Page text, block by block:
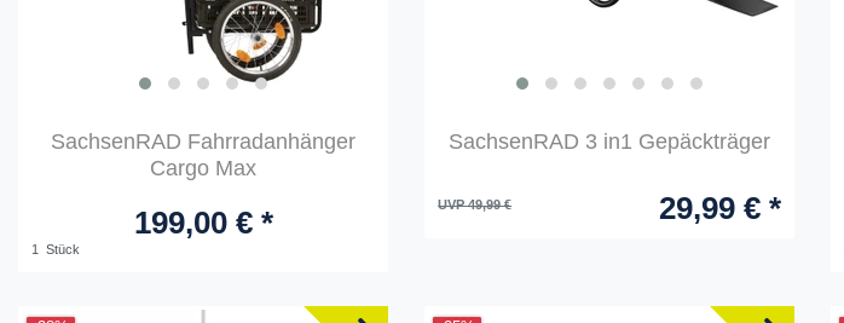
SachsenRAD Fahrradanhänger
Cargo Max
199,00 € *
1 Stück
SachsenRAD 3 in1 Gepäckträger
UVP 49,99 € 29,99 € *